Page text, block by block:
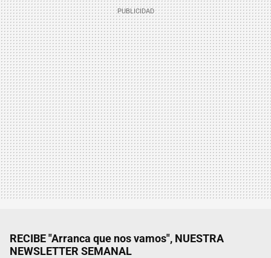
RECIBE "Arranca que nos vamos", NUESTRA
NEWSLETTER SEMANAL